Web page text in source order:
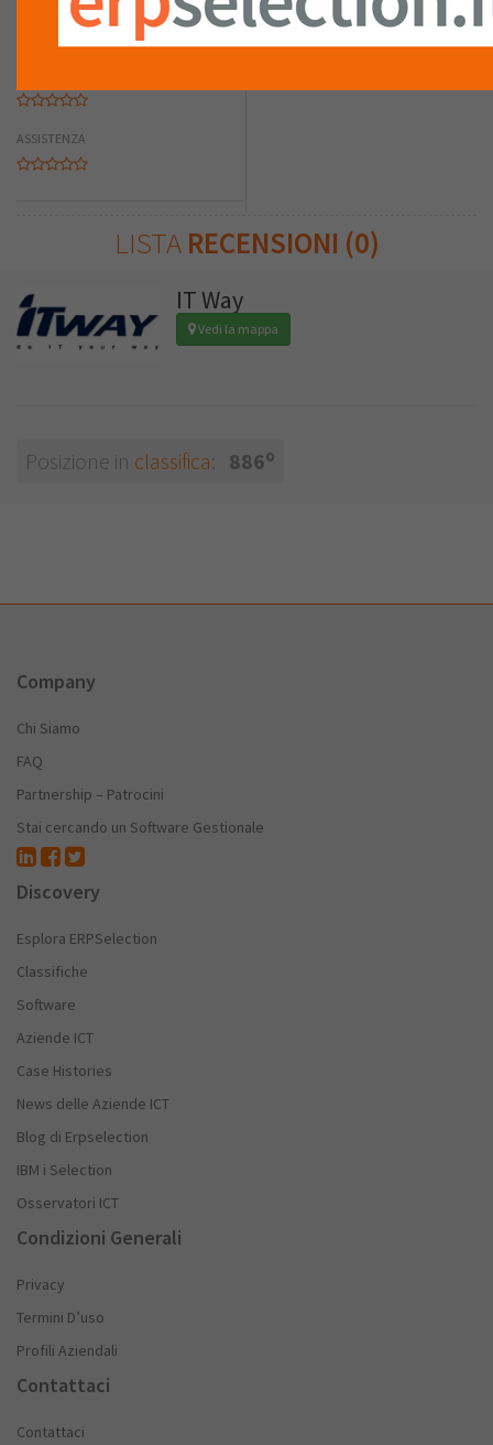
QUALITÀ DEL
ASSISTENZA
LISTA RECENSIONI (0)
IT Way
Vedi la mappa
Posizione in classifica: 886o
Company
Chi Siamo
FAQ
Partnership – Patrocini
Stai cercando un Software Gestionale
Discovery
Esplora ERPSelection
Classifiche
Software
Aziende ICT
Case Histories
News delle Aziende ICT
Blog di Erpselection
IBM i Selection
Osservatori ICT
Condizioni Generali
Privacy
Termini D’uso
Profili Aziendali
Contattaci
Contattaci